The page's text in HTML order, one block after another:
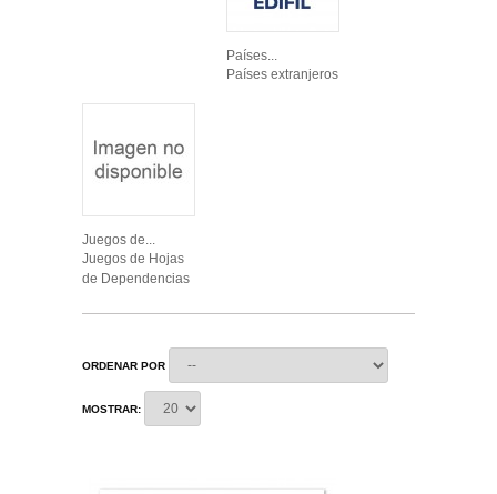
Países...
Países extranjeros
Juegos de...
Juegos de Hojas
de Dependencias
ORDENAR POR
MOSTRAR: